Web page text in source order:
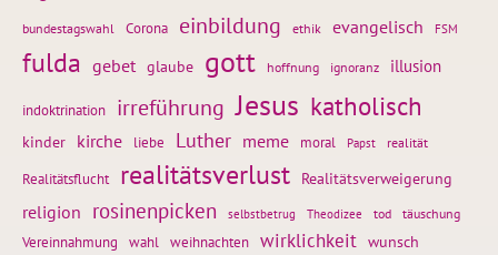
bundestagswahl Corona einbildung ethik evangelisch FSM
fulda gebet glaube gott hoffnung ignoranz illusion
indoktrination irreführung Jesus katholisch
kinder kirche liebe Luther meme moral Papst realität
Realitätsflucht realitätsverlust Realitätsverweigerung
religion rosinenpicken selbstbetrug Theodizee tod täuschung
Vereinnahmung wahl weihnachten wirklichkeit wunsch